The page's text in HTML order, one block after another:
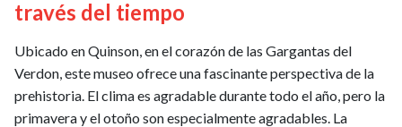
través del tiempo
Ubicado en Quinson, en el corazón de las Gargantas del
Verdon, este museo ofrece una fascinante perspectiva de la
prehistoria. El clima es agradable durante todo el año, pero la
primavera y el otoño son especialmente agradables. La